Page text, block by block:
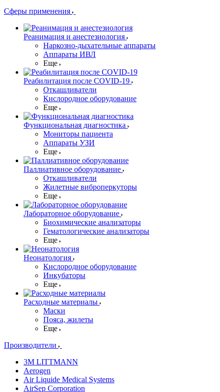
Сферы применения
Реанимация и анестезиология
Наркозно-дыхательные аппараты
Аппараты ИВЛ
Еще
Реабилитация после COVID-19
Откашливатели
Кислородное оборудование
Еще
Функциональная диагностика
Мониторы пациента
Аппараты УЗИ
Еще
Паллиативное оборудование
Откашливатели
Жилетные виброперкуторы
Еще
Лабораторное оборудование
Биохимические анализаторы
Гематологические анализаторы
Еще
Неонатология
Кислородное оборудование
Инкубаторы
Еще
Расходные материалы
Маски
Пояса, жилеты
Еще
Производители
3M LITTMANN
Aerogen
Air Liquide Medical Systems
AirSep Corporation